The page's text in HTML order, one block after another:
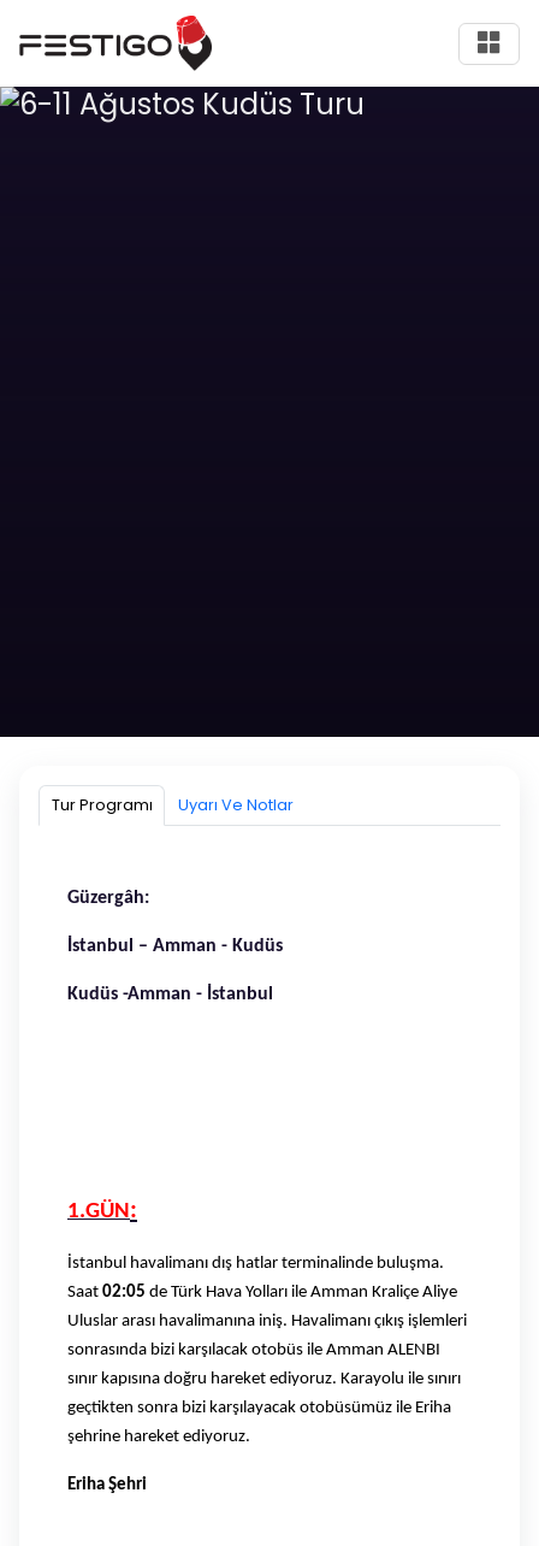
TURUMUZ TAMAMLANMIŞTIR
06 AĞUSTOS 2025 - 11 AĞUSTOS 2025
Hemen Ara!
Tur Programı Uyarı Ve Notlar
Güzergâh:
İstanbul – Amman - Kudüs
Kudüs -Amman - İstanbul
1.GÜN :
İstanbul havalimanı dış hatlar terminalinde buluşma.
Saat 02:05 de Türk Hava Yolları ile Amman Kraliçe Aliye
Uluslar arası havalimanına iniş. Havalimanı çıkış işlemleri
sonrasında bizi karşılacak otobüs ile Amman ALENBI
sınır kapısına doğru hareket ediyoruz. Karayolu ile sınırı
geçtikten sonra bizi karşılayacak otobüsümüz ile Eriha
şehrine hareket ediyoruz.
Eriha Şehri